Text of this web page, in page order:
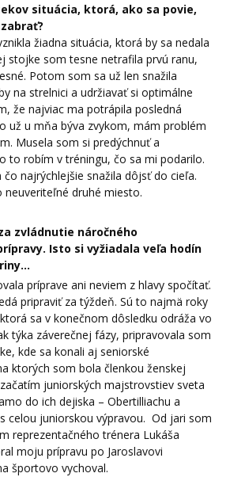
situácia, ktorá, ako sa povie,
žiadna situácia, ktorá by sa nedala
stojke som tesne netrafila prvú ranu,
Potom som sa už len snažila
na strelnici a udržiavať si optimálne
že najviac ma potrápila posledná
už u mňa býva zvykom, mám problém
Musela som si predýchnuť a
to robím v tréningu, čo sa mi podarilo.
najrýchlejšie snažila dôjsť do cieľa.
druhé miesto.
zvládnutie náročného
Isto si vyžiadala veľa hodín
príprave ani neviem z hlavy spočítať.
pripraviť za týždeň. Sú to najmä roky
sa v konečnom dôsledku odráža vo
týka záverečnej fázy, pripravovala som
kde sa konali aj seniorské
ktorých som bola členkou ženskej
juniorských majstrovstiev sveta
do ich dejiska – Obertilliachu a
celou juniorskou výpravou. Od jari som
reprezentačného trénera Lukáša
moju prípravu po Jaroslavovi
športovo vychoval.